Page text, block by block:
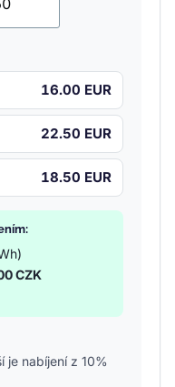
16.00 EUR
22.50 EUR
18.50 EUR
CZK
je nabíjení z 10%